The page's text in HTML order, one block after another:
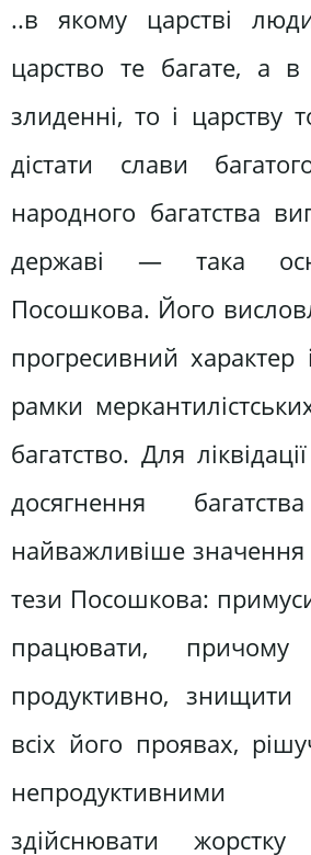
..в якому царстві
царство те багате, а в
злиденні, то і царству
дістати слави
народного багатства
державі — така
Посошкова. Його
прогресивний
рамки
багатство. Для
досягнення
найважливіше значення
тези Посошкова:
працювати,
продуктивно, знищити
всіх його проявах,
непродуктивними
здійснювати